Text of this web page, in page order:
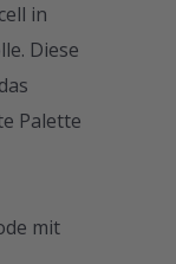
in
Diese
Palette
mit